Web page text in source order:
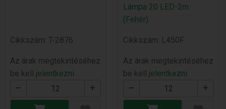
Cikkszám: T-2876
Az árak megtekintéséhez
be kell jelentkezni
Lámpa 20 LED-2m
(Fehér)
Cikkszám: L450F
Az árak megtekintéséhez
be kell jelentkezni